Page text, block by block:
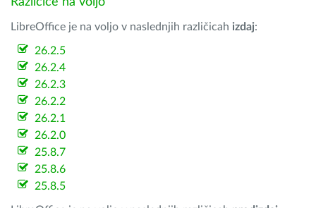
LibreOffice je na voljo v naslednjih različicah izdaj:
26.2.5
26.2.4
26.2.3
26.2.2
26.2.1
26.2.0
25.8.7
25.8.6
25.8.5